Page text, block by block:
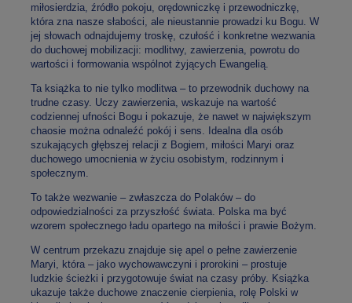
miłosierdzia, źródło pokoju, orędowniczkę i przewodniczkę,
która zna nasze słabości, ale nieustannie prowadzi ku Bogu. W
jej słowach odnajdujemy troskę, czułość i konkretne wezwania
do duchowej mobilizacji: modlitwy, zawierzenia, powrotu do
wartości i formowania wspólnot żyjących Ewangelią.
Ta książka to nie tylko modlitwa – to przewodnik duchowy na
trudne czasy. Uczy zawierzenia, wskazuje na wartość
codziennej ufności Bogu i pokazuje, że nawet w największym
chaosie można odnaleźć pokój i sens. Idealna dla osób
szukających głębszej relacji z Bogiem, miłości Maryi oraz
duchowego umocnienia w życiu osobistym, rodzinnym i
społecznym.
To także wezwanie – zwłaszcza do Polaków – do
odpowiedzialności za przyszłość świata. Polska ma być
wzorem społecznego ładu opartego na miłości i prawie Bożym.
W centrum przekazu znajduje się apel o pełne zawierzenie
Maryi, która – jako wychowawczyni i prorokini – prostuje
ludzkie ścieżki i przygotowuje świat na czasy próby. Książka
ukazuje także duchowe znaczenie cierpienia, rolę Polski w